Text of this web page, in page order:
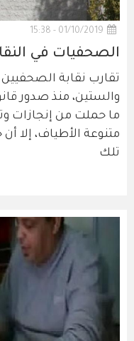
01/10/2019 - 15:38
الصحفيات في
تقارب نقابة
ما حملت من إنجازات
متنوعة الأطياف، إلا
تلك